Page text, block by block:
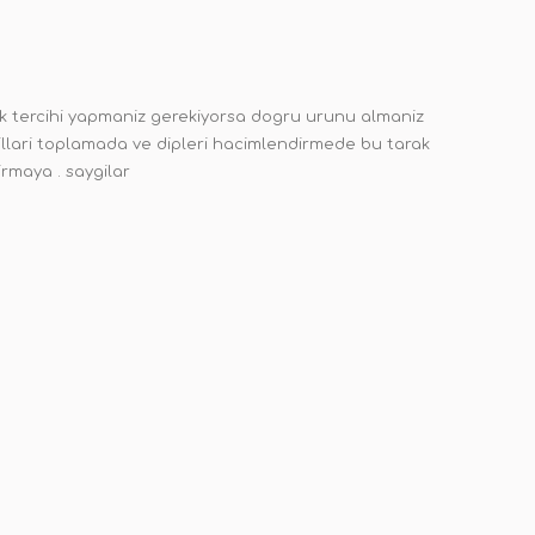
tercihi yapmaniz gerekiyorsa dogru urunu almaniz
toplamada ve dipleri hacimlendirmede bu tarak
. saygilar